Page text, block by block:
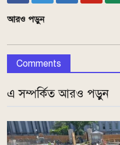
আরও পড়ুন
Comments
এ সম্পর্কিত আরও পড়ুন